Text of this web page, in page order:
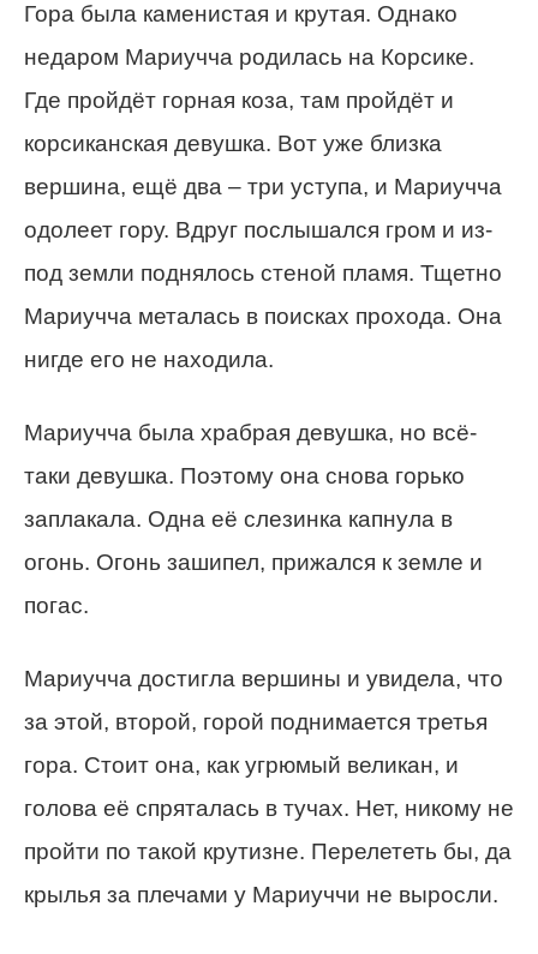
Гора была каменистая и крутая. Однако
недаром Мариучча родилась на Корсике.
Где пройдёт горная коза, там пройдёт и
корсиканская девушка. Вот уже близка
вершина, ещё два – три уступа, и Мариучча
одолеет гору. Вдруг послышался гром и из-
под земли поднялось стеной пламя. Тщетно
Мариучча металась в поисках прохода. Она
нигде его не находила.
Мариучча была храбрая девушка, но всё-
таки девушка. Поэтому она снова горько
заплакала. Одна её слезинка капнула в
огонь. Огонь зашипел, прижался к земле и
погас.
Мариучча достигла вершины и увидела, что
за этой, второй, горой поднимается третья
гора. Стоит она, как угрюмый великан, и
голова её спряталась в тучах. Нет, никому не
пройти по такой крутизне. Перелететь бы, да
крылья за плечами у Мариуччи не выросли.